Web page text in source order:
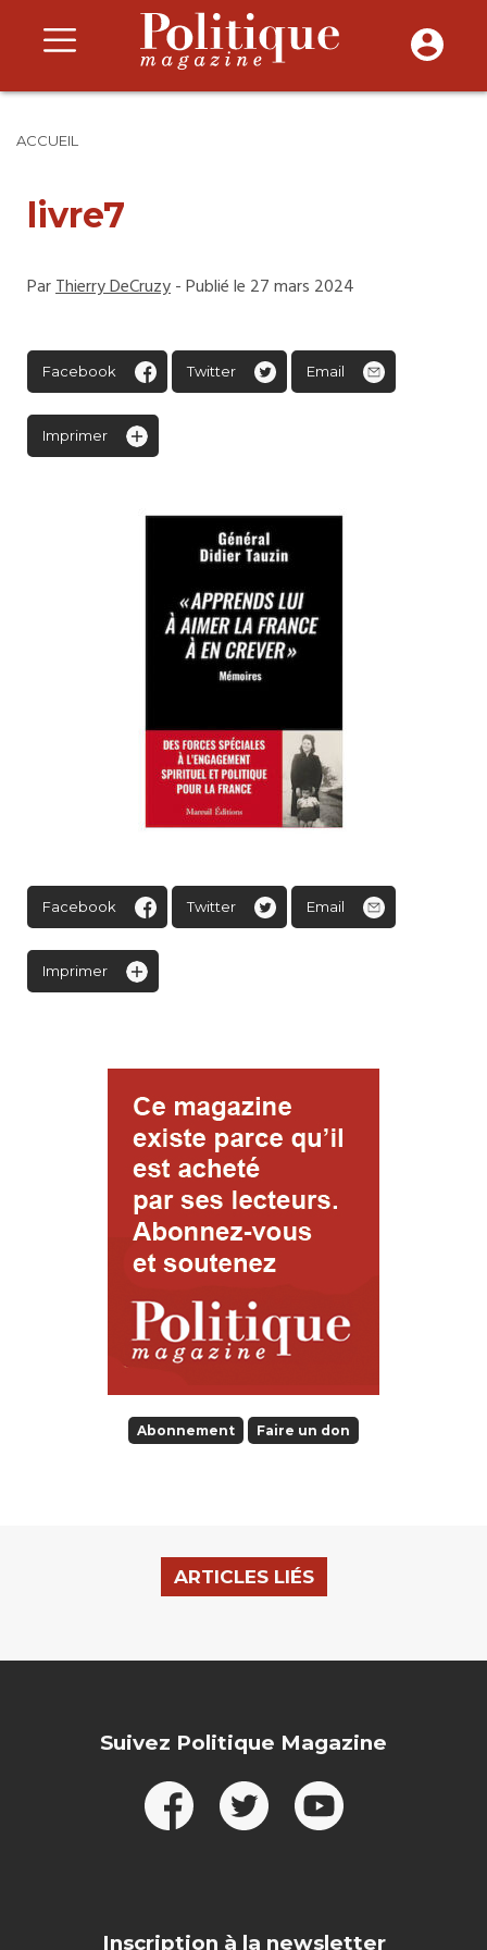
ACCUEIL
livre7
ParThierry DeCruzy- Publié le 27 mars 2024
Facebook Twitter Email
Imprimer
Facebook Twitter Email
Imprimer
Abonnement Faire un don
ARTICLES LIÉS
Suivez Politique Magazine
Inscription à la newsletter